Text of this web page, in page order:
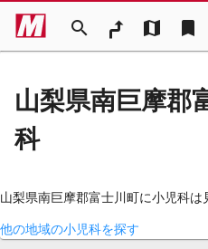
search map bookmark
山梨県南巨摩郡
科
山梨県南巨摩郡富士川町に小児科は
他の地域の小児科を探す